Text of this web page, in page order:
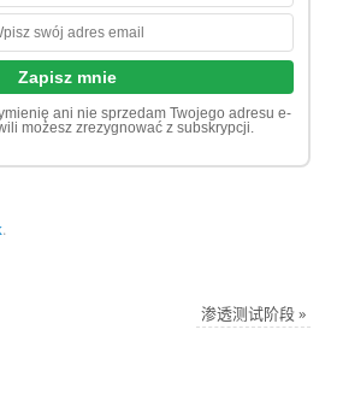
ani nie sprzedam Twojego adresu e-
możesz zrezygnować z subskrypcji.
.
渗透测试阶段»